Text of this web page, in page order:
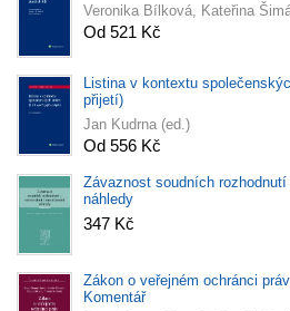
Veronika Bílková, Kateřina
Od 521 Kč
Listina v kontextu
přijetí)
Jan Kudrna (ed.)
Od 556 Kč
Závaznost soudních
náhledy
347 Kč
Zákon o veřejném ochránci
Komentář